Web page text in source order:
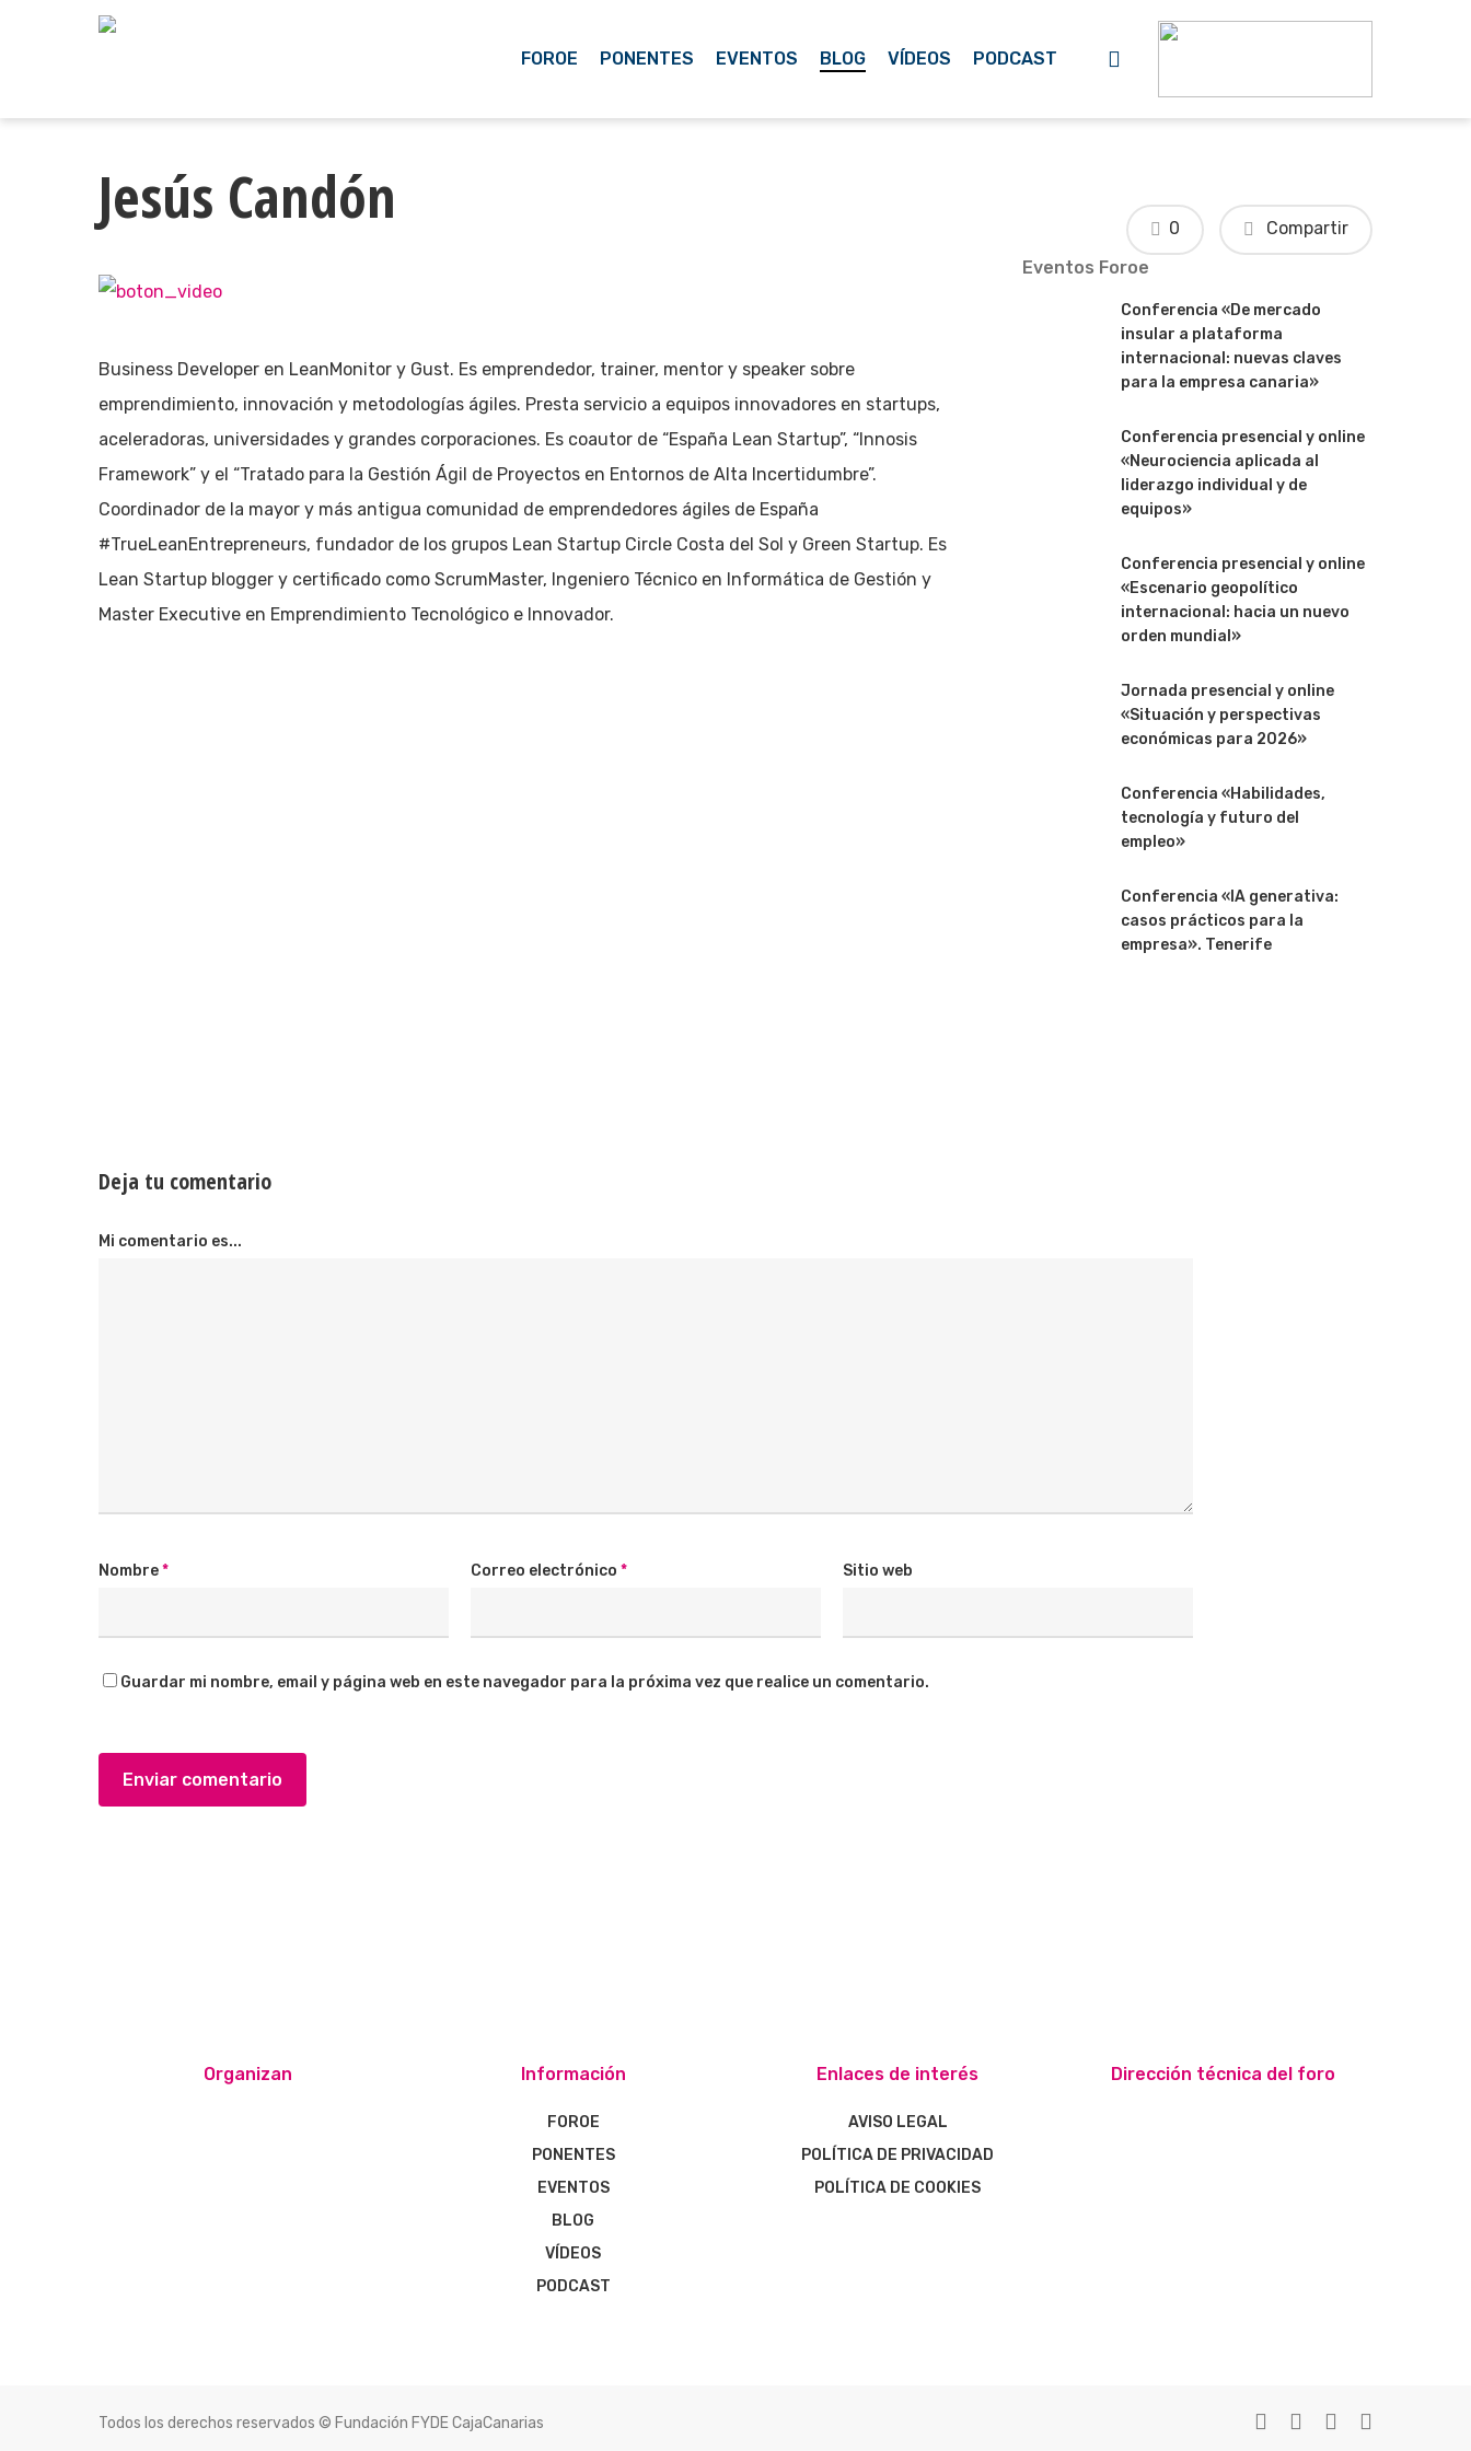
content
FOROE PONENTES EVENTOS BLOG VÍDEOS PODCAST
Jesús Candón Compartir
0
Business Developer en LeanMonitor y Gust. Es emprendedor, trainer, mentor y speaker sobre
emprendimiento, innovación y metodologías ágiles. Presta servicio a equipos innovadores en startups,
aceleradoras, universidades y grandes corporaciones. Es coautor de “España Lean Startup”, “Innosis
Framework” y el “Tratado para la Gestión Ágil de Proyectos en Entornos de Alta Incertidumbre”.
Coordinador de la mayor y más antigua comunidad de emprendedores ágiles de España
#TrueLeanEntrepreneurs, fundador de los grupos Lean Startup Circle Costa del Sol y Green Startup. Es
Lean Startup blogger y certificado como ScrumMaster, Ingeniero Técnico en Informática de Gestión y
Master Executive en Emprendimiento Tecnológico e Innovador.
Eventos Foroe
Conferencia «De mercado
insular a plataforma
internacional: nuevas claves
para la empresa canaria»
Conferencia presencial y online
«Neurociencia aplicada al
liderazgo individual y de
equipos»
Conferencia presencial y online
«Escenario geopolítico
internacional: hacia un nuevo
orden mundial»
Jornada presencial y online
«Situación y perspectivas
económicas para 2026»
Conferencia «Habilidades,
tecnología y futuro del
empleo»
Conferencia «IA generativa:
casos prácticos para la
empresa». Tenerife
Deja tu comentario
Mi comentario es...
Nombre* Correo electrónico * Sitio web
Guardar mi nombre, email y página web en este navegador para la próxima vez que realice un comentario.
Organizan Información
FOROE
PONENTES
EVENTOS
BLOG
VÍDEOS
PODCAST
Enlaces de interés
AVISO LEGAL
POLÍTICA DE PRIVACIDAD
POLÍTICA DE COOKIES
Dirección técnica del foro
Todos los derechos reservados © Fundación FYDE CajaCanarias twitterfacebookyoutubeinstagram